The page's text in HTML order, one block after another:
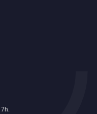
clermontoise